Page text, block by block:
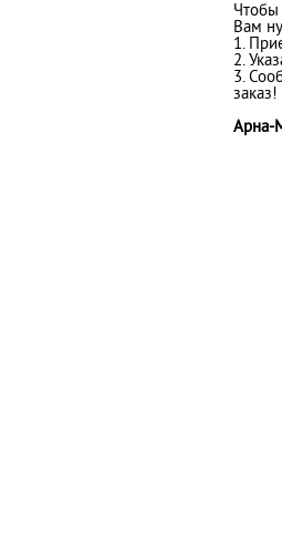
Вам
1.
2.
3.
заказ!
Арна-